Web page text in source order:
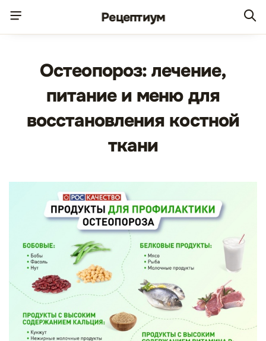
Рецептиум
Остеопороз: лечение,
питание и меню для
восстановления костной
ткани